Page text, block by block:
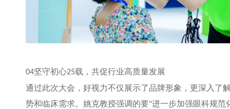
04坚守初心25载，共促行业高质量发展
通过此次大会，好视力不仅展示了品牌形象，更深入了
势和临床需求。姚克教授强调的要"进一步加强眼科规范